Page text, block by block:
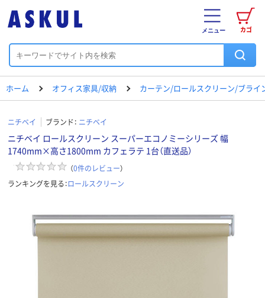
カゴ
メニュー
ホーム オフィス家具/収納 カーテン/ロールスクリーン/ブライ
ニチベイ ブランド： ニチベイ
ニチベイ ロールスクリーン スーパーエコノミーシリーズ 幅
1740mm×高さ1800mm カフェラテ 1台（直送品）
（0件のレビュー）
ランキングを見る：ロールスクリーン